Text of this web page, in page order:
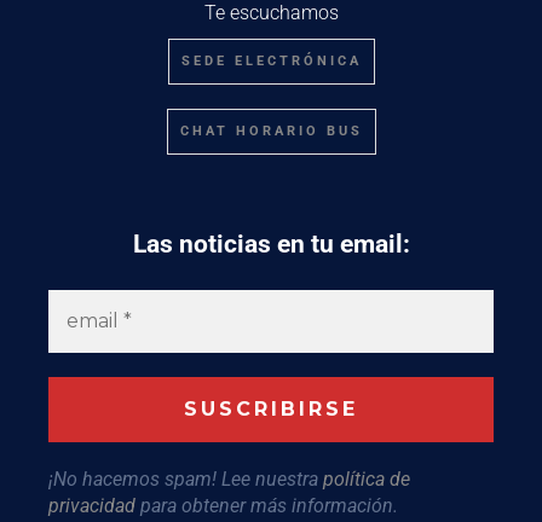
Te escuchamos
SEDE ELECTRÓNICA
CHAT HORARIO BUS
Las noticias en tu email:
¡No hacemos spam! Lee nuestra política de
privacidad para obtener más información.